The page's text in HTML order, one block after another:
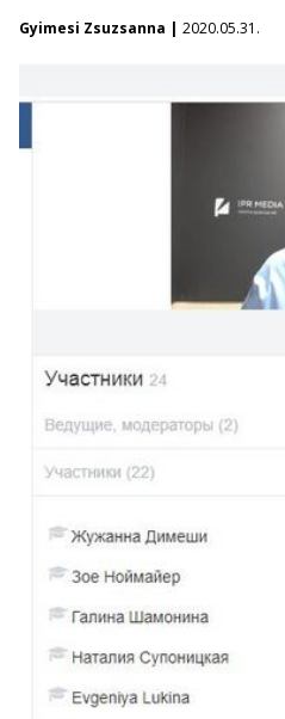
Gyimesi Zsuzsanna | 2020.05.31.